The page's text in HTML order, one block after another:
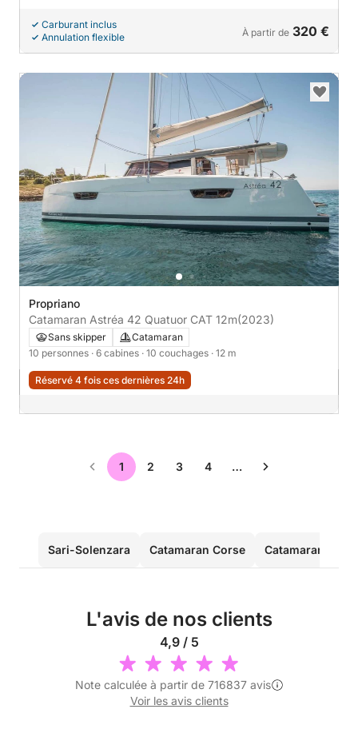
Carburant inclus
Annulation flexible
À partir de 320 €
Propriano
Catamaran Astréa 42 Quatuor CAT 12m(2023)
Sans skipper
Catamaran
10 personnes · 6 cabines · 10 couchages · 12 m
Réservé 4 fois ces dernières 24h
1 2 3 4 …
Sari-Solenzara Catamaran Corse Catamaran
L'avis de nos clients
4,9 / 5
Note calculée à partir de 716837 avis
Voir les avis clients